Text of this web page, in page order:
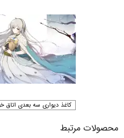
کاغذ دیواری سه بعدی اتاق
محصولات مرتبط